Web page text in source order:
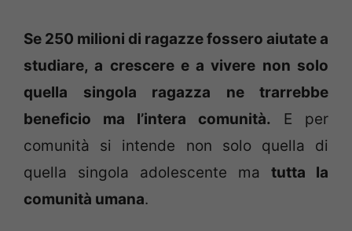
Se 250 milioni di ragazze fossero aiutate a
studiare, a crescere e a vivere non solo
quella singola ragazza ne trarrebbe
beneficio ma l’intera comunità. E per
comunità si intende non solo quella di
quella singola adolescente ma tutta la
comunità umana.